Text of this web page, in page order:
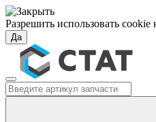
Разрешить использовать cookie
Да